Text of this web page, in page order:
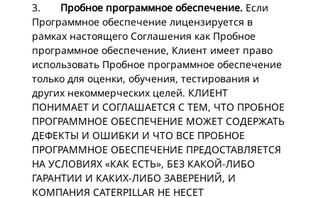
3. Пробное программное обеспечение. Если
Программное обеспечение лицензируется в
рамках настоящего Соглашения как Пробное
программное обеспечение, Клиент имеет право
использовать Пробное программное обеспечение
только для оценки, обучения, тестирования и
других некоммерческих целей. КЛИЕНТ
ПОНИМАЕТ И СОГЛАШАЕТСЯ С ТЕМ, ЧТО ПРОБНОЕ
ПРОГРАММНОЕ ОБЕСПЕЧЕНИЕ МОЖЕТ СОДЕРЖАТЬ
ДЕФЕКТЫ И ОШИБКИ И ЧТО ВСЕ ПРОБНОЕ
ПРОГРАММНОЕ ОБЕСПЕЧЕНИЕ ПРЕДОСТАВЛЯЕТСЯ
НА УСЛОВИЯХ «КАК ЕСТЬ», БЕЗ КАКОЙ-ЛИБО
ГАРАНТИИ И КАКИХ-ЛИБО ЗАВЕРЕНИЙ, И
КОМПАНИЯ CATERPILLAR НЕ НЕСЕТ